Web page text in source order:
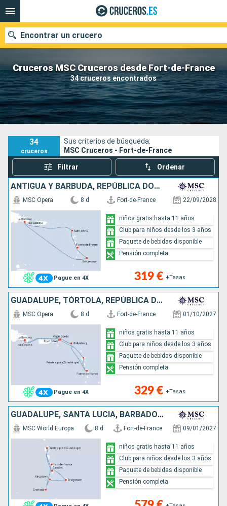
Cruceros MSC Cruceros desde Fort-de-France
34 cruceros encontrados
Encontrar un crucero
Nuestros destinos
Fecha de salida
Puertos
Buscar
34
cruceros
Sus criterios de búsqueda:
MSC Cruceros - Fort-de-France
Filtrar Ordenar
ANTIGUA Y BARBUDA, REPÚBLICA DOMINICANA, BARBADOS, MARTINICA
Pague en 4X
MSC Opera 8 d Fort-de-France 22/09/2028
319 € +Tasas
niños gratis hasta 11 años
Club para niños desde los 3 años
Paquete de bebidas disponible
Pensión completa
GUADALUPE, TÓRTOLA, REPÚBLICA DOMINICANA, VIRGEN GORDA, SAN MARTÍN, MARTINICA
Pague en 4X
MSC Opera 8 d Fort-de-France 01/10/2027
329 € +Tasas
niños gratis hasta 11 años
Club para niños desde los 3 años
Paquete de bebidas disponible
Pensión completa
GUADALUPE, SANTA LUCIA, BARBADOS, SAN VINCENT Y LAS GRANADINAS, GRENADA, MARTINICA
MSC World Europa 8 d Fort-de-France 09/01/2027
niños gratis hasta 11 años
Club para niños desde los 3 años
Paquete de bebidas disponible
Pensión completa